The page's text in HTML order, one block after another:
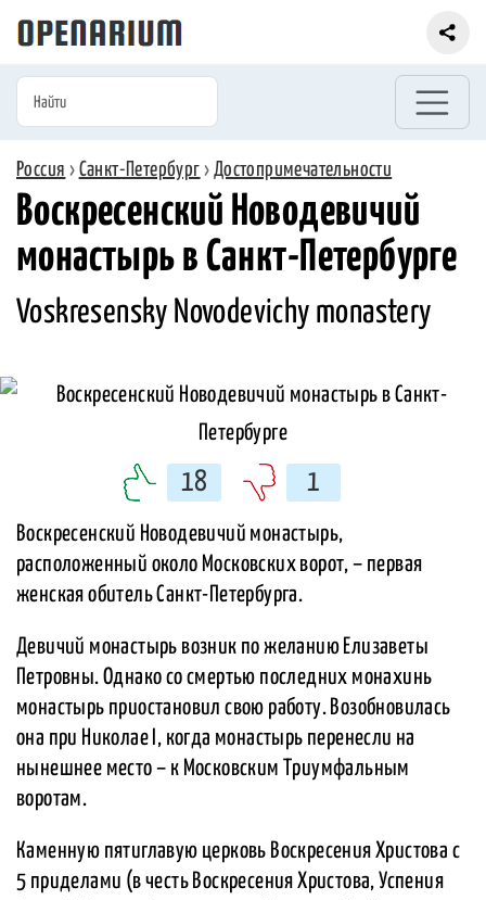
Россия › Санкт-Петербург › Достопримечательности
Воскресенский Новодевичий
монастырь в Санкт-Петербурге
Voskresensky Novodevichy monastery
18 1
Воскресенский Новодевичий монастырь,
расположенный около Московских ворот, – первая
женская обитель Санкт-Петербурга.
Девичий монастырь возник по желанию Елизаветы
Петровны. Однако со смертью последних монахинь
монастырь приостановил свою работу. Возобновилась
она при Николае I, когда монастырь перенесли на
нынешнее место – к Московским Триумфальным
воротам.
Каменную пятиглавую церковь Воскресения Христова с
5 приделами (в честь Воскресения Христова, Успения